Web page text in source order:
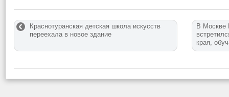
Краснотуранская детская школа искусств
переехала в новое здание
В Москве
края,